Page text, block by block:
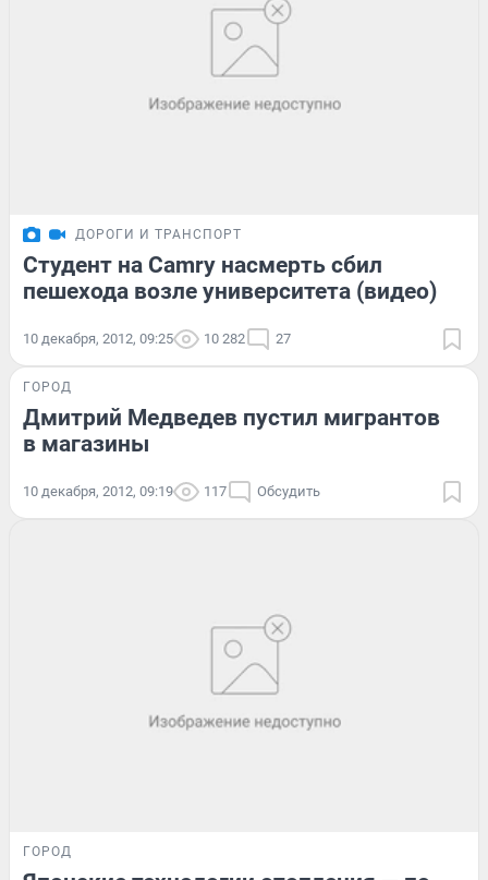
ДОРОГИ И ТРАНСПОРТ
Студент на Camry насмерть сбил
пешехода возле университета (видео)
10 декабря, 2012, 09:25 10 282 27
ГОРОД
Дмитрий Медведев пустил мигрантов
в магазины
10 декабря, 2012, 09:19 117 Обсудить
ГОРОД